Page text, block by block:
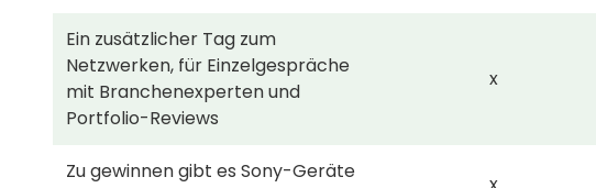
Ein zusätzlicher Tag zum
Netzwerken, für Einzelgespräche
mit Branchenexperten und
Portfolio-Reviews
x
Zu gewinnen gibt es Sony-Geräte